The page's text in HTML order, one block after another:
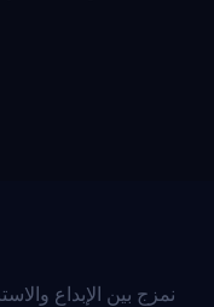
نمزج بين الإبداع